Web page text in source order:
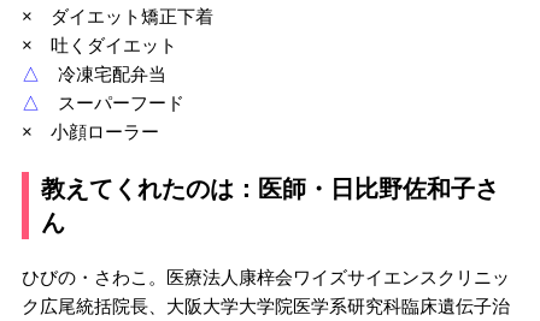
× ダイエット矯正下着
× 吐くダイエット
△
冷凍宅配弁当
△
スーパーフード
× 小顔ローラー
教えてくれたのは：医師・日比野佐和子さ
ん
ひびの・さわこ。医療法人康梓会ワイズサイエンスクリニッ
ク広尾統括院長、大阪大学大学院医学系研究科臨床遺伝子治